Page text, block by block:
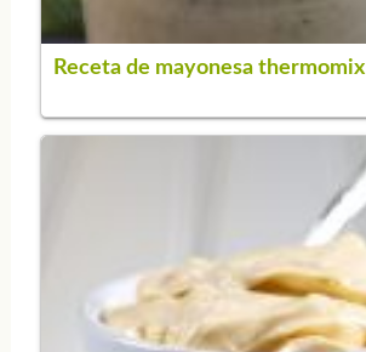
Receta de mayonesa thermomix